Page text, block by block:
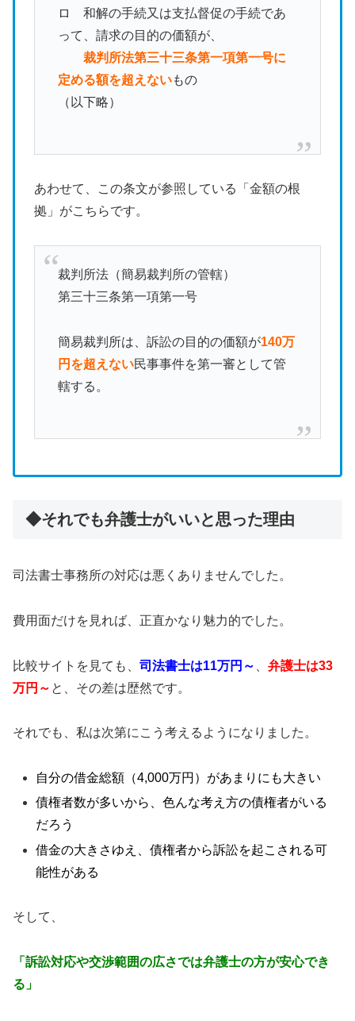
ロ 和解の手続又は支払督促の手続であ
って、請求の目的の価額が、
裁判所法第三十三条第一項第一号に
定める額を超えないもの
（以下略）
あわせて、この条文が参照している「金額の根
拠」がこちらです。
裁判所法（簡易裁判所の管轄）
第三十三条第一項第一号
簡易裁判所は、訴訟の目的の価額が140万
円を超えない民事事件を第一審として管
轄する。
◆それでも弁護士がいいと思った理由
司法書士事務所の対応は悪くありませんでした。
費用面だけを見れば、正直かなり魅力的でした。
比較サイトを見ても、 司法書士は11万円～
弁護士は33
万円～ と、その差は歴然です。
それでも、私は次第にこう考えるようになりました。
自分の借金総額（4,000万円）があまりにも大きい
債権者数が多いから、色んな考え方の債権者がいる
だろう
借金の大きさゆえ、債権者から訴訟を起こされる可
能性がある
そして、
「訴訟対応や交渉範囲の広さでは弁護士の方が安心でき
る」